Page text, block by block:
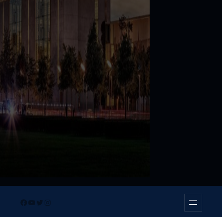
Facebook
YouTube
TwitterInstagram